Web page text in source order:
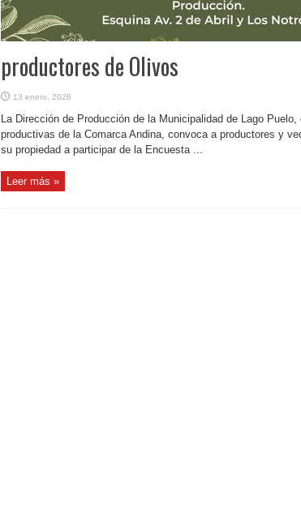
productores de Olivos
13 enero, 2026
La Dirección de Producción de la Municipalidad de Lago
productivas de la Comarca Andina, convoca a productores y
su propiedad a participar de la Encuesta ...
Leer más »